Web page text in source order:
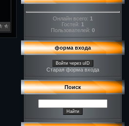
Онлайн всего: 1
Гостей: 1
Пользователей: 0
форма входа
Войти через uID
Старая форма входа
Поиск